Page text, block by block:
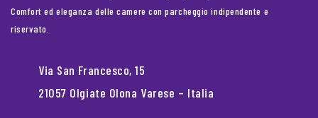
Comfort ed eleganza delle camere con parcheggio indipendente e
riservato.
Via San Francesco, 15
21057 Olgiate Olona Varese – Italia